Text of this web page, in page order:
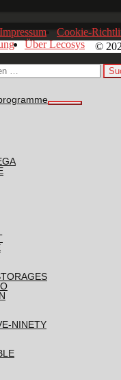
Impressum
Cookie-
Über Lecosys ©
NINETY